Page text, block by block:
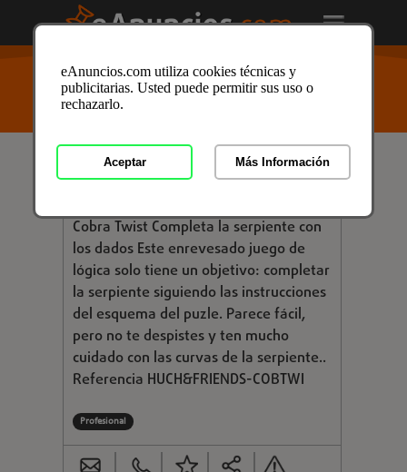
USTED ESTÁ AQUÍ>Anuncios clasificados/Juegos
Juguetes/Juegos de Mesa/Juegos de Mesa en
Almería/ Anuncio ID: 3053385
€ 25,99
Cobra Twist Completa la serpiente con
los dados Este enrevesado juego de
lógica solo tiene un objetivo: completar
la serpiente siguiendo las instrucciones
del esquema del puzle. Parece fácil,
pero no te despistes y ten mucho
cuidado con las curvas de la serpiente..
Referencia HUCH&FRIENDS-COBTWI
Profesional
eAnuncios.com utiliza cookies técnicas y
publicitarias. Usted puede permitir sus uso o
rechazarlo.
Aceptar Más Información